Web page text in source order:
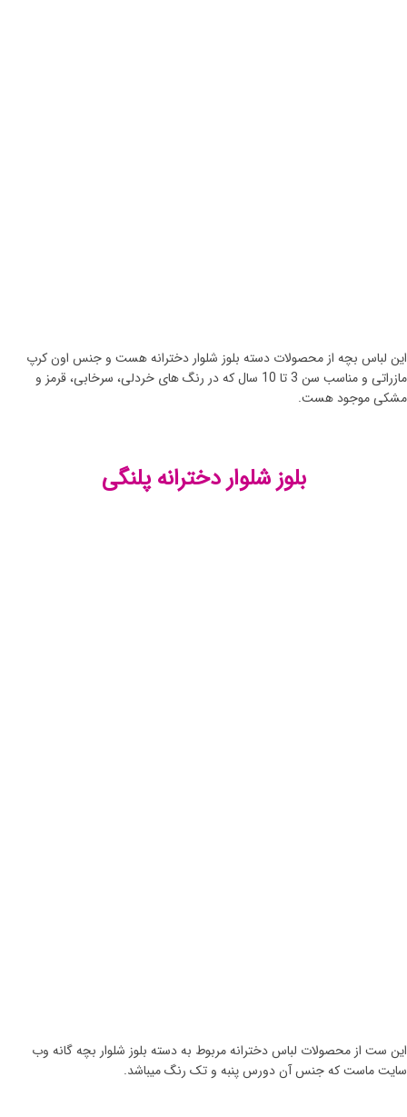
این لباس بچه از محصولات دسته بلوز شلوار دخترانه هست و جنس اون کرپ
مازراتی و مناسب سن 3 تا 10 سال که در رنگ های خردلی، سرخابی، قرمز و
مشکی موجود هست.
بلوز شلوار دخترانه پلنگی
این ست از محصولات لباس دخترانه مربوط به دسته بلوز شلوار بچه گانه وب
سایت ماست که جنس آن دورس پنبه و تک رنگ میباشد.